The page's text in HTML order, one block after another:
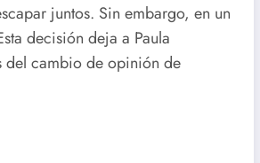
juntos. Sin embargo, en un
decisión deja a Paula
del cambio de opinión de